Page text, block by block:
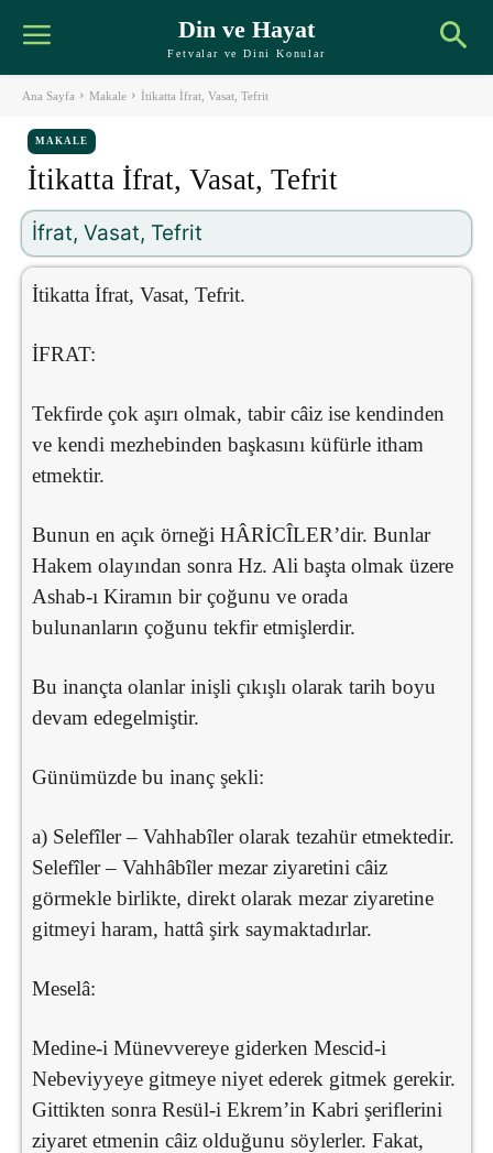
Din ve Hayat
Fetvalar ve Dini Konular
Ana Sayfa Makale İtikatta İfrat, Vasat, Tefrit
MAKALE
İtikatta İfrat, Vasat, Tefrit
İfrat, Vasat, Tefrit
İtikatta İfrat, Vasat, Tefrit.
İFRAT:
Tekfirde çok aşırı olmak, tabir câiz ise kendinden
ve kendi mezhebinden başkasını küfürle itham
etmektir.
Bunun en açık örneği HÂRİCÎLER’dir. Bunlar
Hakem olayından sonra Hz. Ali başta olmak üzere
Ashab-ı Kiramın bir çoğunu ve orada
bulunanların çoğunu tekfir etmişlerdir.
Bu inançta olanlar inişli çıkışlı olarak tarih boyu
devam edegelmiştir.
Günümüzde bu inanç şekli:
a) Selefîler – Vahhabîler olarak tezahür etmektedir.
Selefîler – Vahhâbîler mezar ziyaretini câiz
görmekle birlikte, direkt olarak mezar ziyaretine
gitmeyi haram, hattâ şirk saymaktadırlar.
Meselâ:
Medine-i Münevvereye giderken Mescid-i
Nebeviyyeye gitmeye niyet ederek gitmek gerekir.
Gittikten sonra Resül-i Ekrem’in Kabri şeriflerini
ziyaret etmenin câiz olduğunu söylerler. Fakat,